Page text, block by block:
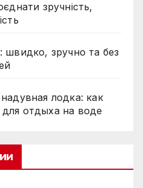
зручність,
швидко, зручно та без
лодка: как
отдыха на воде